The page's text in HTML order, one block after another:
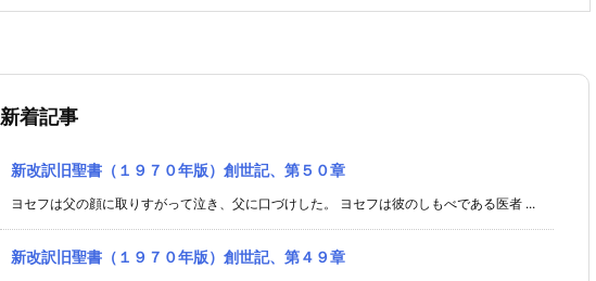
新着記事
新改訳旧聖書（１９７０年版）創世記、第５０章
ヨセフは父の顔に取りすがって泣き、父に口づけした。 ヨセフは彼のしもべである医者 ...
新改訳旧聖書（１９７０年版）創世記、第４９章